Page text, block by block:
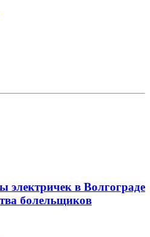
электричек в Волгограде
болельщиков